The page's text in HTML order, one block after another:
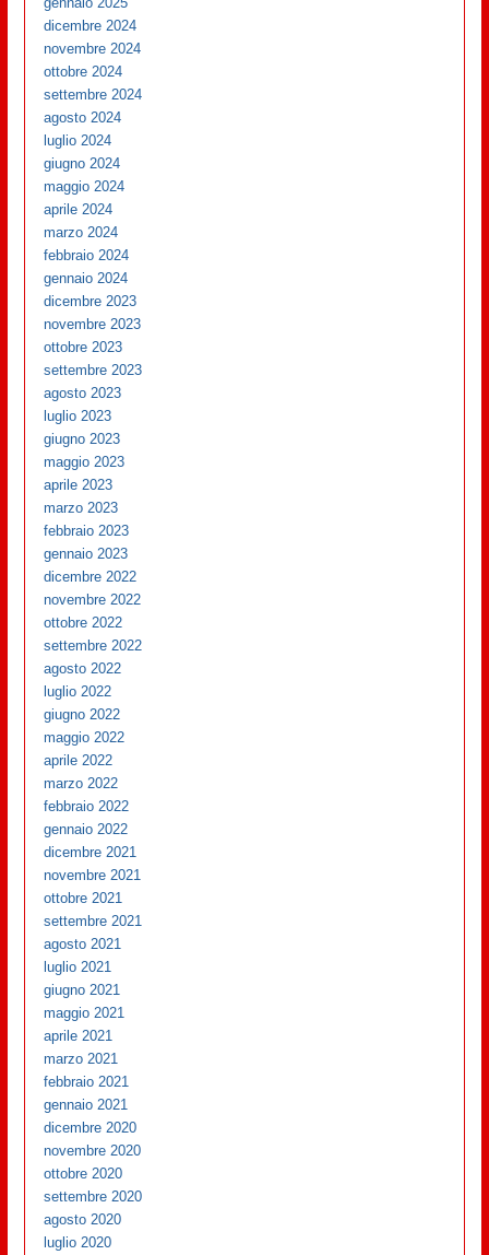
dicembre 2024
novembre 2024
ottobre 2024
settembre 2024
agosto 2024
luglio 2024
giugno 2024
maggio 2024
aprile 2024
marzo 2024
febbraio 2024
gennaio 2024
dicembre 2023
novembre 2023
ottobre 2023
settembre 2023
agosto 2023
luglio 2023
giugno 2023
maggio 2023
aprile 2023
marzo 2023
febbraio 2023
gennaio 2023
dicembre 2022
novembre 2022
ottobre 2022
settembre 2022
agosto 2022
luglio 2022
giugno 2022
maggio 2022
aprile 2022
marzo 2022
febbraio 2022
gennaio 2022
dicembre 2021
novembre 2021
ottobre 2021
settembre 2021
agosto 2021
luglio 2021
giugno 2021
maggio 2021
aprile 2021
marzo 2021
febbraio 2021
gennaio 2021
dicembre 2020
novembre 2020
ottobre 2020
settembre 2020
agosto 2020
luglio 2020